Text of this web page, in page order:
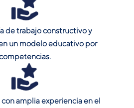
de trabajo constructivo y
un modelo educativo por
amplia experiencia en el